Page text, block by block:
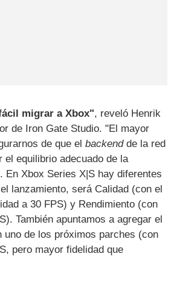
migrar a Xbox", reveló Henrik
de Iron Gate Studio. "El mayor
de que elbackendde la red
el equilibrio adecuado de la
En Xbox Series X|S hay diferentes
lanzamiento, será Calidad (con el
a 30 FPS) y Rendimiento (con
También apuntamos a agregar el
uno de los próximos parches (con
pero mayor fidelidad que